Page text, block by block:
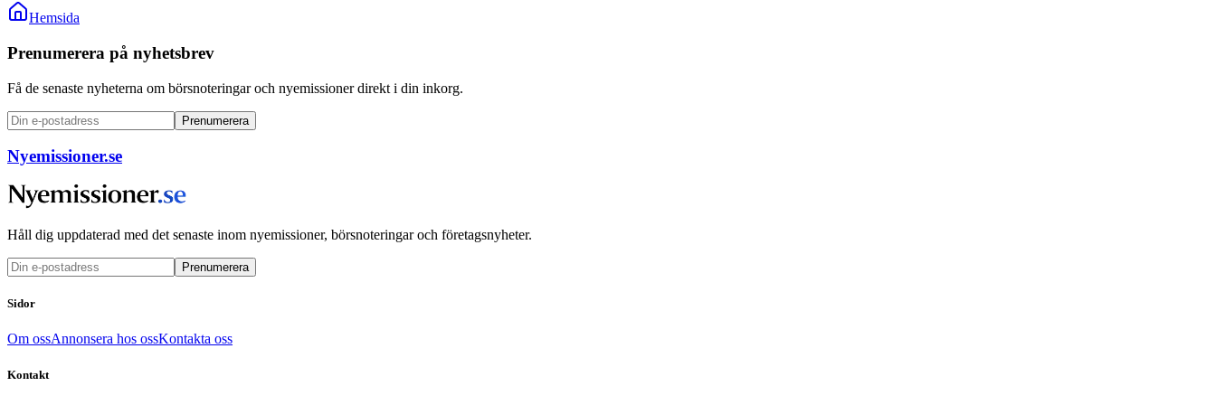
Hemsida
Prenumerera på nyhetsbrev
Få de senaste nyheterna om börsnoteringar och nyemissioner direkt i din inkorg.
Prenumerera
Nyemissioner.se
Håll dig uppdaterad med det senaste inom nyemissioner, börsnoteringar och företagsnyheter.
Prenumerera
Sidor
Om ossAnnonsera hos ossKontakta oss
Kontakt